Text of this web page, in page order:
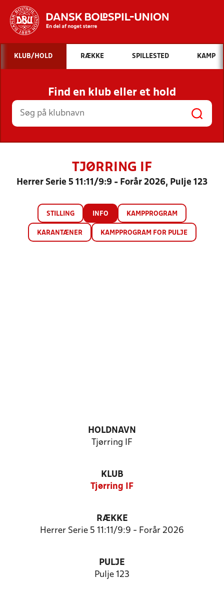
Hvad vil du søge efter?
INDHOLD OG NYHEDER
STILLINGER, RESULTATER, KLUBBER OG
HOLD
KLUB/HOLD RÆKKE SPILLESTED KAMP
Find en klub eller et hold
TJØRRING IF
Herrer Serie 5 11:11/9:9 - Forår 2026, Pulje 123
STILLING INFO KAMPPROGRAM
KARANTÆNER KAMPPROGRAM FOR PULJE
HOLDNAVN
Tjørring IF
KLUB
Tjørring IF
RÆKKE
Herrer Serie 5 11:11/9:9 - Forår 2026
PULJE
Pulje 123